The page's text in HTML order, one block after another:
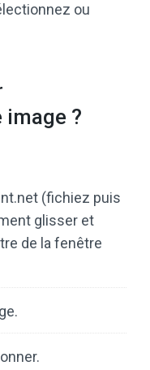
ou
?
(fichiez puis
glisser et
de la fenêtre